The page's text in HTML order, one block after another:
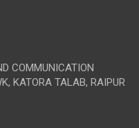
COMMUNICATION
KATORA TALAB, RAIPUR